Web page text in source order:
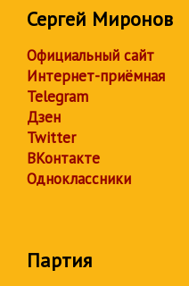
Сергей Миронов
Официальный сайт
Интернет-приёмная
Telegram
Дзен
Twitter
ВКонтакте
Одноклассники
Партия